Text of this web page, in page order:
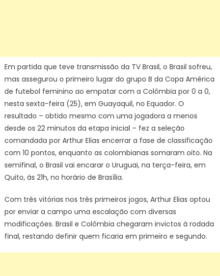
Em partida que teve transmissão da TV Brasil, o Brasil sofreu,
mas assegurou o primeiro lugar do grupo B da Copa América
de futebol feminino ao empatar com a Colômbia por 0 a 0,
nesta sexta-feira (25), em Guayaquil, no Equador. O
resultado – obtido mesmo com uma jogadora a menos
desde os 22 minutos da etapa inicial – fez a seleção
comandada por Arthur Elias encerrar a fase de classificação
com 10 pontos, enquanto as colombianas somaram oito. Na
semifinal, o Brasil vai encarar o Uruguai, na terça-feira, em
Quito, às 21h, no horário de Brasília.
Com três vitórias nos três primeiros jogos, Arthur Elias optou
por enviar a campo uma escalação com diversas
modificações. Brasil e Colômbia chegaram invictos à rodada
final, restando definir quem ficaria em primeiro e segundo.